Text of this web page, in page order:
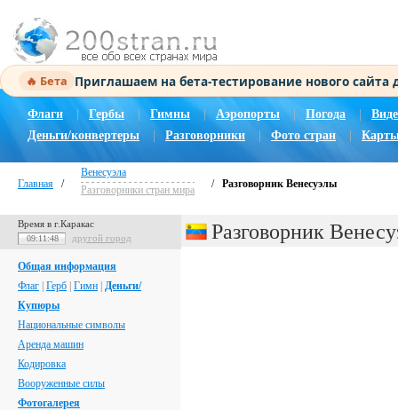
🔥 Бета Приглашаем на бета-тестирование нового
Флаги Гербы Гимны | Аэропорты Погода |
Деньги/конвертеры
Разговорники Фото стран
Главная /
Венесуэла
Разговорники стран мира
/ Разговорник Венесуэлы
Время в г.Каракас
09:11:49 другой город
Общая информация
Флаг Герб Гимн Деньги/
Купюры
Национальные символы
Аренда машин
Кодировка
Вооруженные силы
Фотогалерея
Разговорник